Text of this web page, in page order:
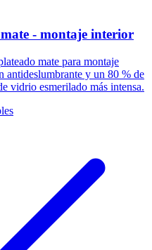
- montaje interior
mate para montaje
antideslumbrante y un 80 % de
vidrio esmerilado más intensa.